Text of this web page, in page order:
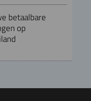
betaalbare
op